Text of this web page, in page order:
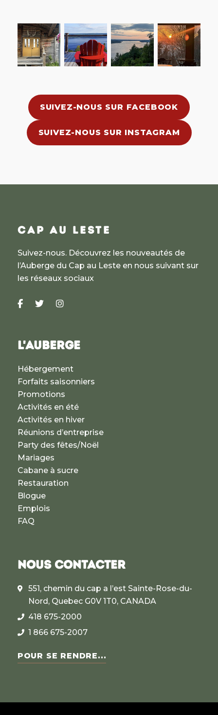
SUIVEZ-NOUS SUR FACEBOOK
SUIVEZ-NOUS SUR INSTAGRAM
CAP AU LESTE
Suivez-nous. Découvrez les nouveautés de
l’Auberge du Cap au Leste en nous suivant sur
les réseaux sociaux
L'AUBERGE
Hébergement
Forfaits saisonniers
Promotions
Activités en été
Activités en hiver
Réunions d’entreprise
Party des fêtes/Noël
Mariages
Cabane à sucre
Restauration
Blogue
Emplois
FAQ
NOUS CONTACTER
551, chemin du cap a l’est Sainte-Rose-du-
Nord, Quebec G0V 1T0, CANADA
418 675-2000
1 866 675-2007
POUR SE RENDRE...